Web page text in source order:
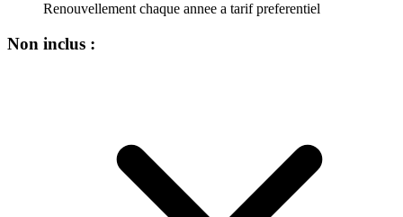
Renouvellement chaque annee a tarif preferentiel
Non inclus :